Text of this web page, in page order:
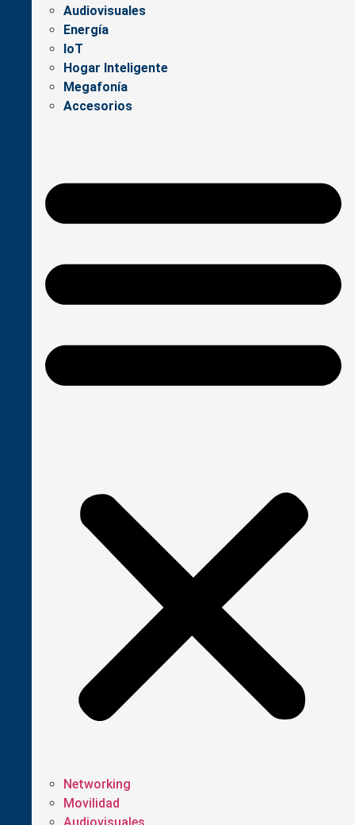
Audiovisuales
Energía
IoT
Hogar Inteligente
Megafonía
Accesorios
Networking
Movilidad
Audiovisuales